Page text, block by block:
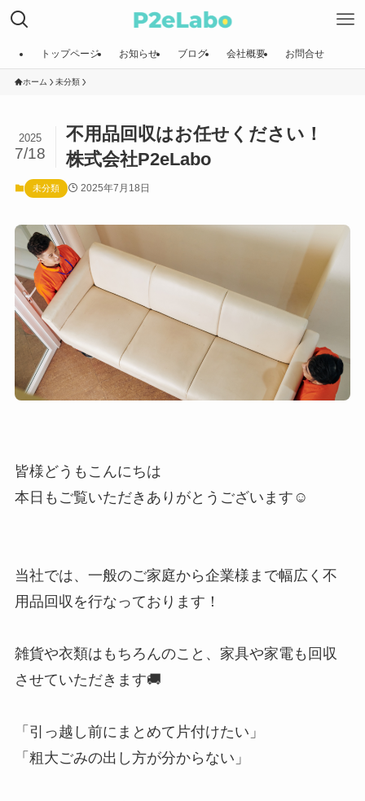
トップページ お知らせ ブログ 会社概要 お問合せ
ホーム 未分類
不用品回収はお任せください！
株式会社P2eLabo
2025
7/18
未分類 2025年7月18日
皆様どうもこんにちは
本日もご覧いただきありがとうございます☺️
当社では、一般のご家庭から企業様まで幅広く不
用品回収を行なっております！
雑貨や衣類はもちろんのこと、家具や家電も回収
させていただきます🚚
「引っ越し前にまとめて片付けたい」
「粗大ごみの出し方が分からない」